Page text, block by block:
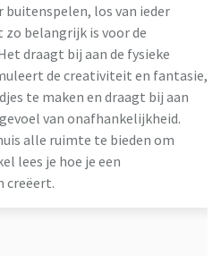
buitenspelen, los van ieder
belangrijk is voor de
draagt bij aan de fysieke
de creativiteit en fantasie,
te maken en draagt bij aan
van onafhankelijkheid.
alle ruimte te bieden om
lees je hoe je een
creëert.